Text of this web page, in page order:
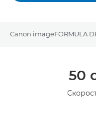
Canon imageFORMULA
Технические 50